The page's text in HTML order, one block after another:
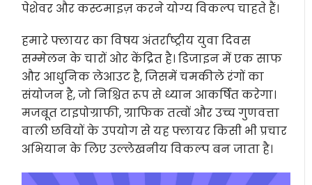
पेशेवर और कस्टमाइज़ करने योग्य विकल्प चाहते हैं।
हमारे फ्लायर का विषय अंतर्राष्ट्रीय युवा दिवस
सम्मेलन के चारों ओर केंद्रित है। डिजाइन में एक साफ
और आधुनिक लेआउट है, जिसमें चमकीले रंगों का
संयोजन है, जो निश्चित रूप से ध्यान आकर्षित करेगा।
मजबूत टाइपोग्राफी, ग्राफिक तत्वों और उच्च गुणवत्ता
वाली छवियों के उपयोग से यह फ्लायर किसी भी प्रचार
अभियान के लिए उल्लेखनीय विकल्प बन जाता है।